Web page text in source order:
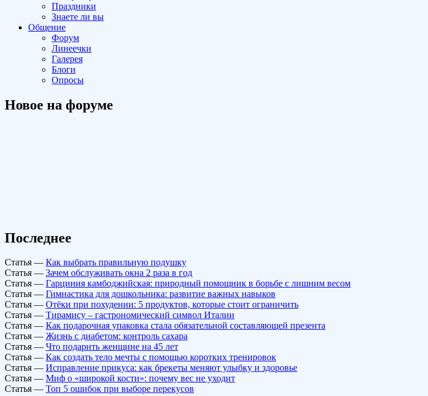
Праздники
Знаете ли вы
Общение
Форум
Линеечки
Галерея
Блоги
Опросы
Новое на форуме
Последнее
Статья — Как выбрать правильную подушку
Статья — Зачем обслуживать окна 2 раза в год
Статья — Гарциния камбоджийская: природный помощник в борьбе с лишним весом
Статья — Гимнастика для дошкольника: развитие важных навыков
Статья — Отёки при похудении: 5 продуктов, которые стоит ограничить
Статья — Тирамису – гастрономический символ Италии
Статья — Как подарочная упаковка стала обязательной составляющей презента
Статья — Жизнь с диабетом: контроль сахара
Статья — Что подарить женщине на 45 лет
Статья — Как создать тело мечты с помощью коротких тренировок
Статья — Исправление прикуса: как брекеты меняют улыбку и здоровье
Статья — Миф о «широкой кости»: почему вес не уходит
Статья — Топ 5 ошибок при выборе перекусов